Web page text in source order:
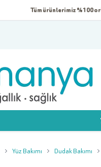
Tüm ürünlerimiz %100
💥 750
Yüz Bakımı Dudak Bakımı